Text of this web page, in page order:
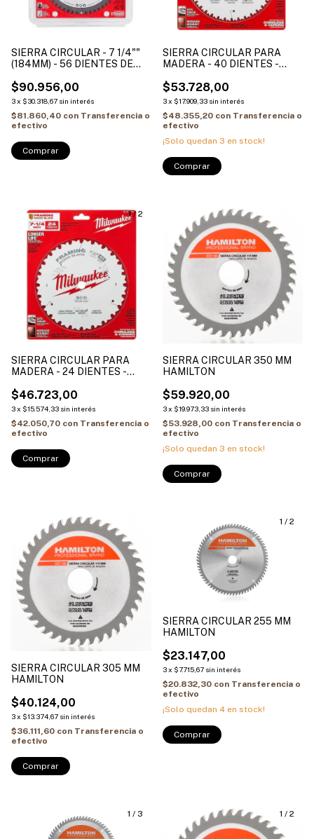
SIERRA CIRCULAR - 7 1/4""
(184MM) - 56 DIENTES DE
ALUMINIO MILWAUKEE
$90.956,00
3x $30.318,67 sin interés
$81.860,40 con Transferencia o
efectivo
SIERRA CIRCULAR PARA
MADERA - 40 DIENTES -
MILWAUKEE
$53.728,00
3x $17.909,33 sin interés
$48.355,20 con Transferencia o
efectivo
¡Solo quedan 3 en stock!
1/2
SIERRA CIRCULAR PARA
MADERA - 24 DIENTES -
MILWAUKEE
$46.723,00
3x $15.574,33 sin interés
$42.050,70 con Transferencia o
efectivo
SIERRA CIRCULAR 350 MM
HAMILTON
$59.920,00
3x $19.973,33 sin interés
$53.928,00 con Transferencia o
efectivo
¡Solo quedan 3 en stock!
Comprar
SIERRA CIRCULAR 305 MM
HAMILTON
$40.124,00
3x $13.374,67 sin interés
$36.111,60 con Transferencia o
efectivo
Comprar
1 / 2
SIERRA CIRCULAR 255 MM
HAMILTON
$23.147,00
3x $7.715,67 sin interés
$20.832,30 con Transferencia o
efectivo
¡Solo quedan 4 en stock!
Comprar
1 / 3 1 / 2